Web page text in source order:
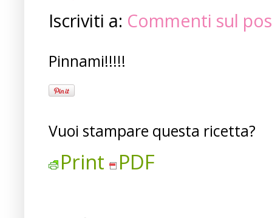
Iscriviti a: Commenti sul
Pinnami!!!!!
Vuoi stampare questa ricetta?
Print PDF